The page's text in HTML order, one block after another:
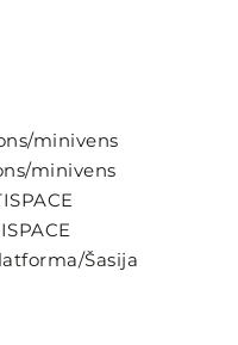
minivens
minivens
Šasija